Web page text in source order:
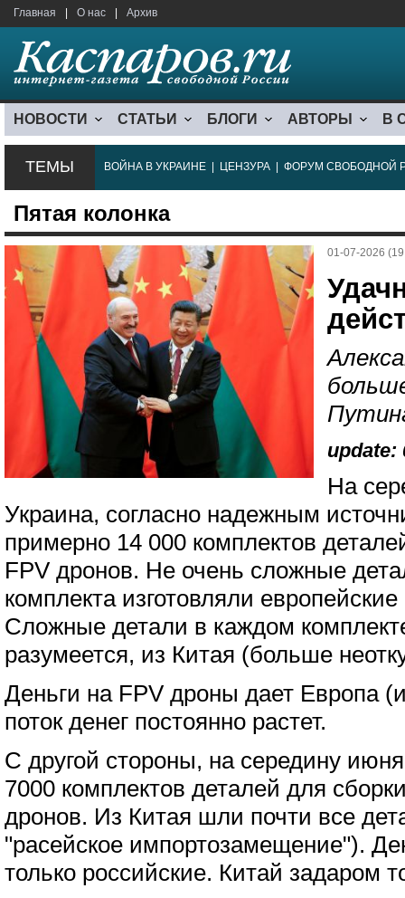
Главная О нас Архив
НОВОСТИ СТАТЬИ БЛОГИ АВТОРЫ В
ТЕМЫ ВОЙНА В УКРАИНЕ ЦЕНЗУРА ФОРУМ СВОБОДНОЙ
Пятая колонка
01-07-2026
update:
На
Украина, согласно надежным
примерно 14 000 комплектов
FPV дронов. Не очень сложные
комплекта изготовляли
Сложные детали в каждом
разумеется, из Китая (больше
Деньги на FPV дроны дает Европа
поток денег постоянно растет.
С другой стороны, на середину
7000 комплектов деталей для
дронов. Из Китая шли почти все
"расейское импортозамещение").
только российские. Китай задаром